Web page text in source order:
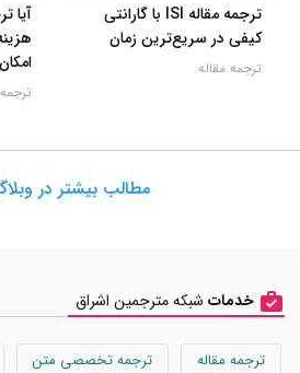
ترجمه مقاله ISI با گارانتی
کیفی در سریع‌ترین زمان
ترجمه مقاله
آیا
مطالب بیشتر در
خدمات شبکه مترجمین اشراق
ترجمه مقاله ترجمه تخصصی متن